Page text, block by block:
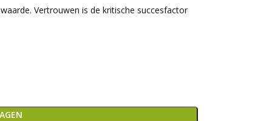
Vertrouwen is de kritische succesfactor